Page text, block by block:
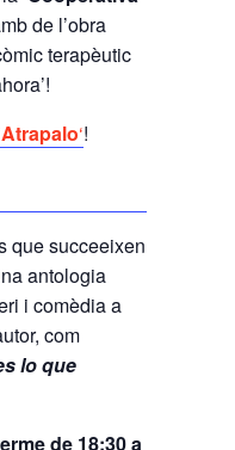
de l’obra
terapèutic
Atrapalo‘!
que succeeixen
antologia
i comèdia a
com
lo que
de 18:30 a